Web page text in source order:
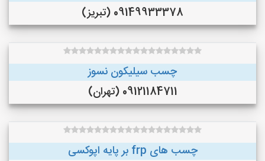
09149933378 (تبریز)
چسب سیلیکون نسوز
09121184711 (تهران)
چسب های frp بر پایه اپوکسی